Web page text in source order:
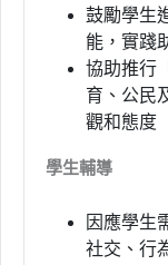
鼓勵學生
能，實踐
協助推行
育、公民
觀和態度
學生輔導
因應學生
社交、行